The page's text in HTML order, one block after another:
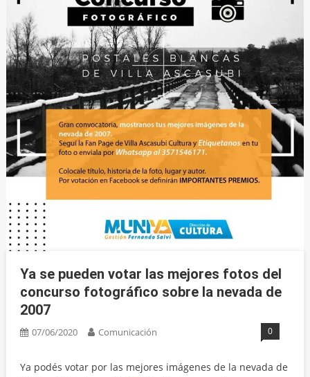
Ya se pueden votar las mejores fotos del
concurso fotográfico sobre la nevada de
2007
07/06/2020 Comunicación 0
Ya podés votar por las mejores imágenes de la nevada de